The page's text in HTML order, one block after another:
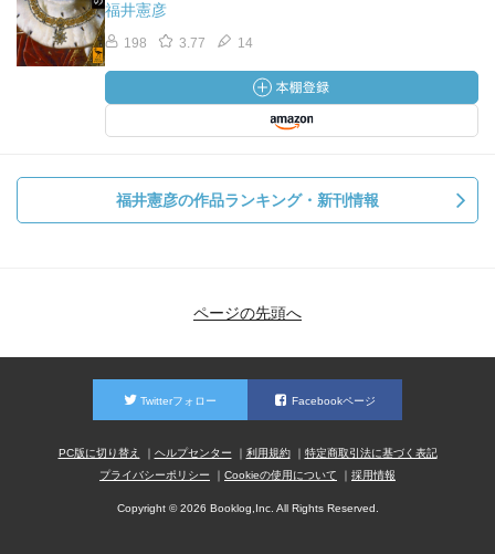
福井憲彦
198 3.77 14
福井憲彦の作品ランキング・新刊情報
ページの先頭へ
Twitterフォロー Facebookページ
PC版に切り替え ヘルプセンター 利用規約
特定商取引法に基づく表記
プライバシーポリシー
Cookieの使用について 採用情報
Copyright © 2026 Booklog,Inc. All Rights Reserved.